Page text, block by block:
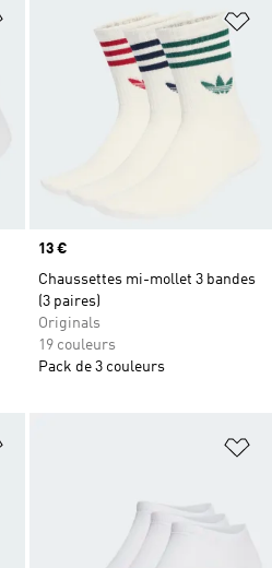
Ajouter à la Liste de produits
Prix
13 €
Chaussettes mi-mollet 3 bandes
(3 paires)
Originals
19 couleurs
Pack de 3 couleurs
Ajouter à la Liste de produits